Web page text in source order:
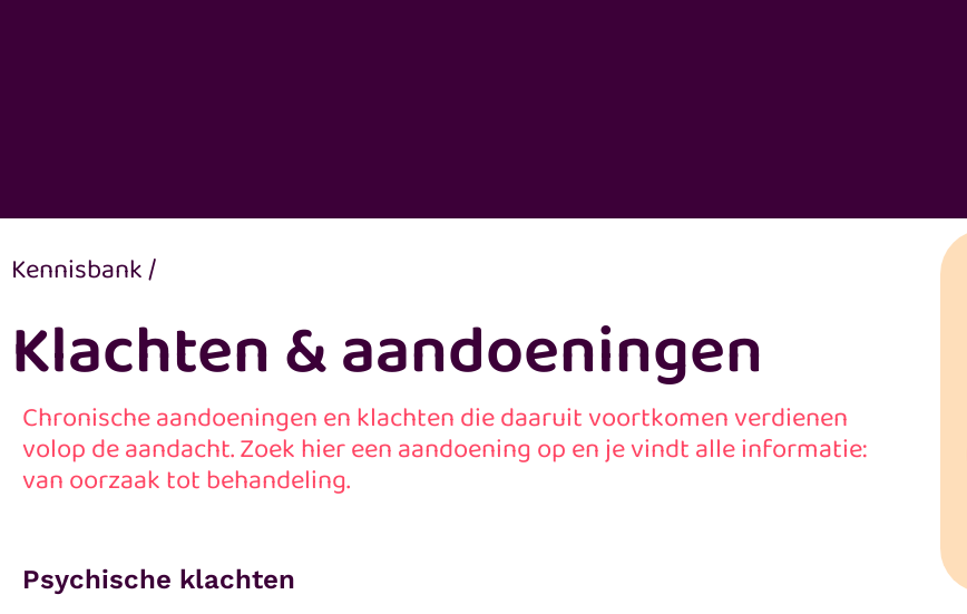
Kennisbank/
Klachten & aandoeningen
Chronische aandoeningen en klachten die daaruit voortkomen verdienen
volop de aandacht. Zoek hier een aandoening op en je vindt alle informatie:
van oorzaak tot behandeling.
Psychische klachten